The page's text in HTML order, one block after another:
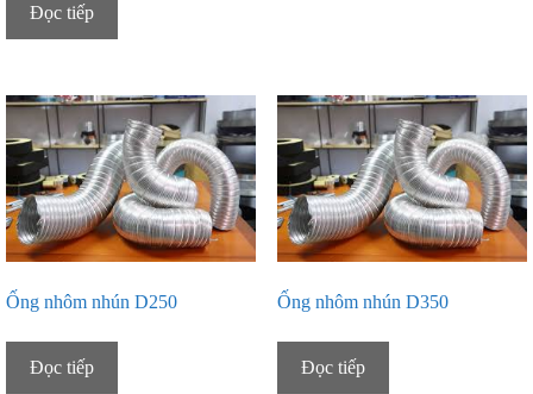
Đọc tiếp
Ống nhôm nhún D250
Đọc tiếp
Ống nhôm nhún D350
Đọc tiếp